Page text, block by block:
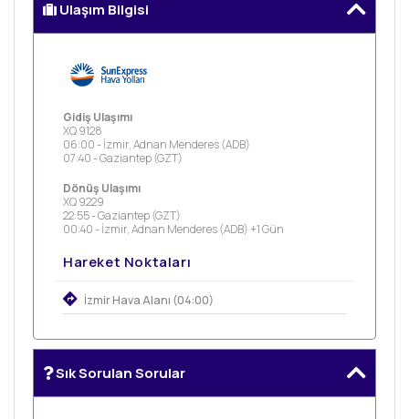
Ulaşım Bilgisi
Gidiş Ulaşımı
XQ 9128
06:00 - İzmir, Adnan Menderes (ADB)
07:40 - Gaziantep (GZT)
Dönüş Ulaşımı
XQ 9229
22:55 - Gaziantep (GZT)
00:40 - İzmir, Adnan Menderes (ADB) +1 Gün
Hareket Noktaları
İzmir Hava Alanı (04:00)
Sık Sorulan Sorular